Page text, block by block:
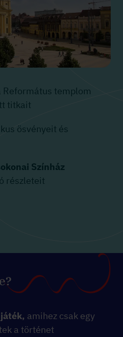
Református templom
titkait
ösvényeit és
Színház
részleteit
amihez csak egy
a történet